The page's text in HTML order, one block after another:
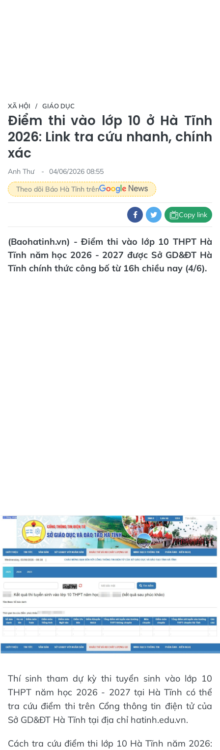
XÃ HỘI GIÁO DỤC
Điểm thi vào lớp 10 ở Hà Tĩnh
2026: Link tra cứu nhanh, chính
xác
Anh Thư
04/06/2026 08:55
Theo dõi Báo Hà Tĩnh trên
Copy link
(Baohatinh.vn) - Điểm thi vào lớp 10 THPT Hà
Tĩnh năm học 2026 - 2027 được Sở GD&ĐT Hà
Tĩnh chính thức công bố từ 16h chiều nay (4/6).
Thí sinh tham dự kỳ thi tuyển sinh vào lớp 10
THPT năm học 2026 - 2027 tại Hà Tĩnh có thể
tra cứu điểm thi trên Cổng thông tin điện tử của
Sở GD&ĐT Hà Tĩnh tại địa chỉ hatinh.edu.vn.
Cách tra cứu điểm thi lớp 10 Hà Tĩnh năm 2026: